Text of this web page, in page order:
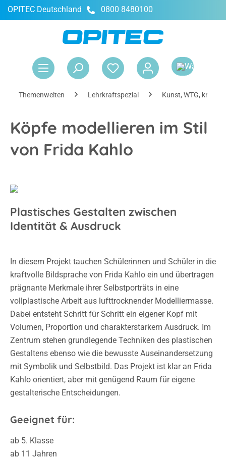
springen
OPITEC Deutschland 0800 8480100
Themenwelten Lehrkraftspezial Kunst, WTG,
Köpfe modellieren im Stil
von Frida Kahlo
Plastisches Gestalten zwischen
Identität & Ausdruck
In diesem Projekt tauchen Schülerinnen und Schüler in die
kraftvolle Bildsprache von Frida Kahlo ein und übertragen
prägnante Merkmale ihrer Selbstporträts in eine
vollplastische Arbeit aus lufttrocknender Modelliermasse.
Dabei entsteht Schritt für Schritt ein eigener Kopf mit
Volumen, Proportion und charakterstarkem Ausdruck. Im
Zentrum stehen grundlegende Techniken des plastischen
Gestaltens ebenso wie die bewusste Auseinandersetzung
mit Symbolik und Selbstbild. Das Projekt ist klar an Frida
Kahlo orientiert, aber mit genügend Raum für eigene
gestalterische Entscheidungen.
Geeignet für:
ab 5. Klasse
ab 11 Jahren